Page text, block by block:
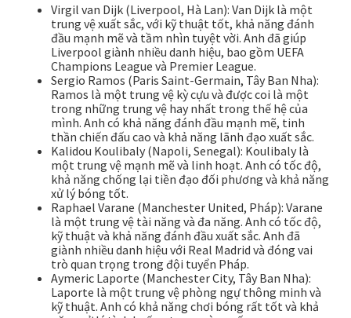
Virgil van Dijk (Liverpool, Hà Lan): Van Dijk là một
trung vệ xuất sắc, với kỹ thuật tốt, khả năng đánh
đầu mạnh mẽ và tầm nhìn tuyệt vời. Anh đã giúp
Liverpool giành nhiều danh hiệu, bao gồm UEFA
Champions League và Premier League.
Sergio Ramos (Paris Saint-Germain, Tây Ban Nha):
Ramos là một trung vệ kỳ cựu và được coi là một
trong những trung vệ hay nhất trong thế hệ của
mình. Anh có khả năng đánh đầu mạnh mẽ, tinh
thần chiến đấu cao và khả năng lãnh đạo xuất sắc.
Kalidou Koulibaly (Napoli, Senegal): Koulibaly là
một trung vệ mạnh mẽ và linh hoạt. Anh có tốc độ,
khả năng chống lại tiền đạo đối phương và khả năng
xử lý bóng tốt.
Raphael Varane (Manchester United, Pháp): Varane
là một trung vệ tài năng và đa năng. Anh có tốc độ,
kỹ thuật và khả năng đánh đầu xuất sắc. Anh đã
giành nhiều danh hiệu với Real Madrid và đóng vai
trò quan trọng trong đội tuyển Pháp.
Aymeric Laporte (Manchester City, Tây Ban Nha):
Laporte là một trung vệ phòng ngự thông minh và
kỹ thuật. Anh có khả năng chơi bóng rất tốt và khả